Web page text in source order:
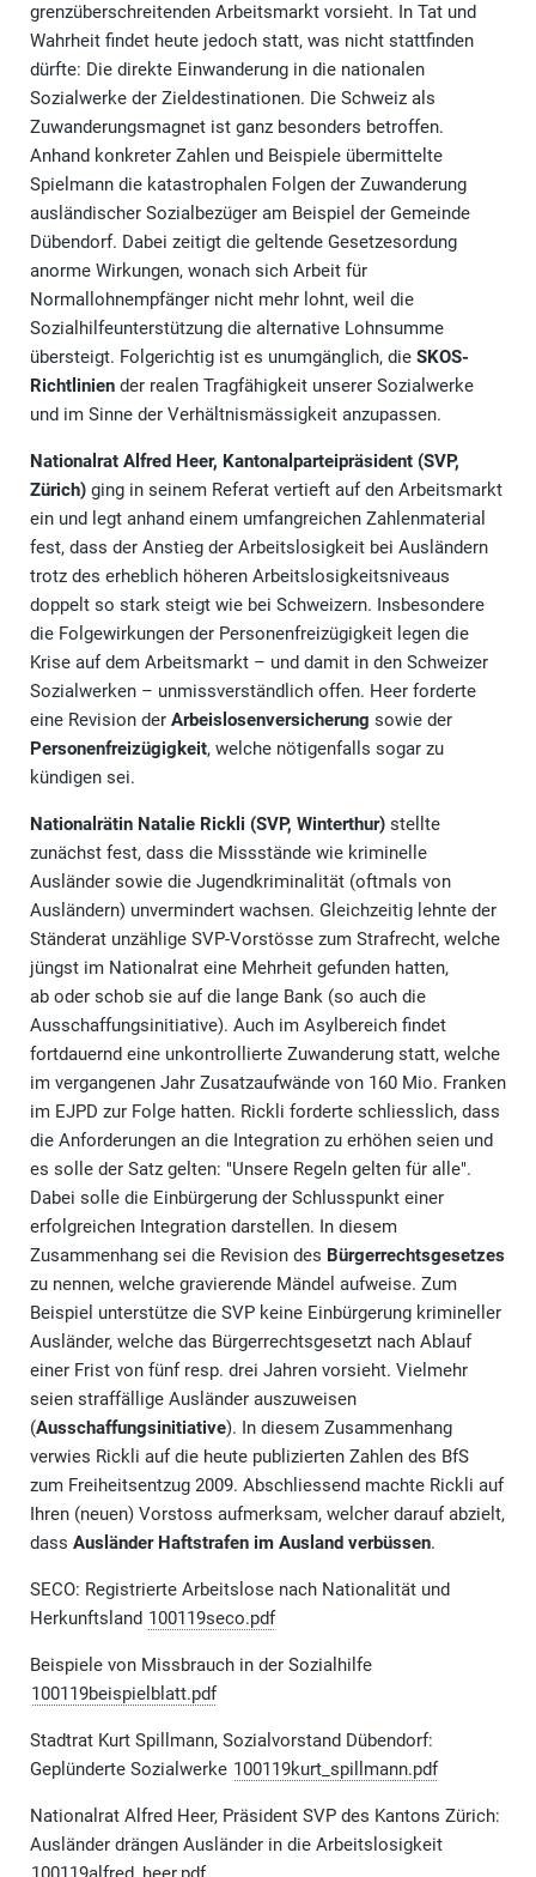
grenzüberschreitenden Arbeitsmarkt vorsieht. In Tat und
Wahrheit findet heute jedoch statt, was nicht stattfinden
dürfte: Die direkte Einwanderung in die nationalen
Sozialwerke der Zieldestinationen. Die Schweiz als
Zuwanderungsmagnet ist ganz besonders betroffen.
Anhand konkreter Zahlen und Beispiele übermittelte
Spielmann die katastrophalen Folgen der Zuwanderung
ausländischer Sozialbezüger am Beispiel der Gemeinde
Dübendorf. Dabei zeitigt die geltende Gesetzesordung
anorme Wirkungen, wonach sich Arbeit für
Normallohnempfänger nicht mehr lohnt, weil die
Sozialhilfeunterstützung die alternative Lohnsumme
übersteigt. Folgerichtig ist es unumgänglich, die SKOS-
Richtlinien der realen Tragfähigkeit unserer Sozialwerke
und im Sinne der Verhältnismässigkeit anzupassen.
Nationalrat Alfred Heer, Kantonalparteipräsident (SVP,
Zürich) ging in seinem Referat vertieft auf den Arbeitsmarkt
ein und legt anhand einem umfangreichen Zahlenmaterial
fest, dass der Anstieg der Arbeitslosigkeit bei Ausländern
trotz des erheblich höheren Arbeitslosigkeitsniveaus
doppelt so stark steigt wie bei Schweizern. Insbesondere
die Folgewirkungen der Personenfreizügigkeit legen die
Krise auf dem Arbeitsmarkt – und damit in den Schweizer
Sozialwerken – unmissverständlich offen. Heer forderte
eine Revision der Arbeislosenversicherung sowie der
Personenfreizügigkeit, welche nötigenfalls sogar zu
kündigen sei.
Nationalrätin Natalie Rickli (SVP, Winterthur) stellte
zunächst fest, dass die Missstände wie kriminelle
Ausländer sowie die Jugendkriminalität (oftmals von
Ausländern) unvermindert wachsen. Gleichzeitig lehnte der
Ständerat unzählige SVP-Vorstösse zum Strafrecht, welche
jüngst im Nationalrat eine Mehrheit gefunden hatten,
ab oder schob sie auf die lange Bank (so auch die
Ausschaffungsinitiative). Auch im Asylbereich findet
fortdauernd eine unkontrollierte Zuwanderung statt, welche
im vergangenen Jahr Zusatzaufwände von 160 Mio. Franken
im EJPD zur Folge hatten. Rickli forderte schliesslich, dass
die Anforderungen an die Integration zu erhöhen seien und
es solle der Satz gelten: "Unsere Regeln gelten für alle".
Dabei solle die Einbürgerung der Schlusspunkt einer
erfolgreichen Integration darstellen. In diesem
Zusammenhang sei die Revision des Bürgerrechtsgesetzes
zu nennen, welche gravierende Mändel aufweise. Zum
Beispiel unterstütze die SVP keine Einbürgerung krimineller
Ausländer, welche das Bürgerrechtsgesetzt nach Ablauf
einer Frist von fünf resp. drei Jahren vorsieht. Vielmehr
seien straffällige Ausländer auszuweisen
(Ausschaffungsinitiative). In diesem Zusammenhang
verwies Rickli auf die heute publizierten Zahlen des BfS
zum Freiheitsentzug 2009. Abschliessend machte Rickli auf
Ihren (neuen) Vorstoss aufmerksam, welcher darauf abzielt,
dass Ausländer Haftstrafen im Ausland verbüssen.
SECO: Registrierte Arbeitslose nach Nationalität und
Herkunftsland 100119seco.pdf
Beispiele von Missbrauch in der Sozialhilfe
100119beispielblatt.pdf
Stadtrat Kurt Spillmann, Sozialvorstand Dübendorf:
Geplünderte Sozialwerke 100119kurt_spillmann.pdf
Nationalrat Alfred Heer, Präsident SVP des Kantons Zürich:
Ausländer drängen Ausländer in die Arbeitslosigkeit